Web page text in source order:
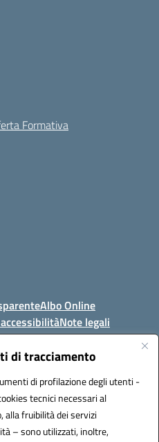
di tracciamento
di profilazione degli utenti -
tecnici necessari al
fruibilità dei servizi
– sono utilizzati, inoltre,
Formativa
Albo Online
Note legali
del Greco (NA)
- Cod.Fisc. 95170530638
naic8df00a@pec.istruzione.it